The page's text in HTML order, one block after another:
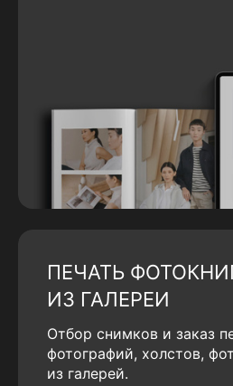
ПЕЧАТЬ
ИЗ ГАЛЕРЕИ
Отбор снимков и заказ
фотографий, холстов,
из галерей.